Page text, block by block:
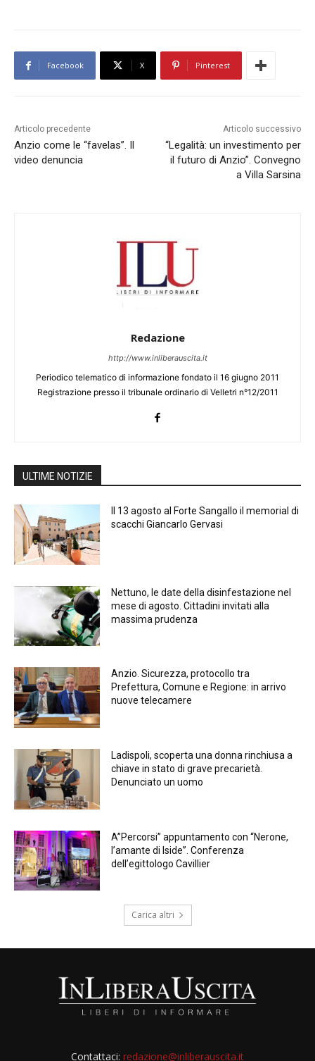
Facebook X Pinterest
Articolo precedente
Anzio come le “favelas”. Il
video denuncia
Articolo successivo
“Legalità: un investimento per
il futuro di Anzio”. Convegno
a Villa Sarsina
Redazione
http://www.inliberauscita.it
Periodico telematico di informazione fondato il 16 giugno 2011
Registrazione presso il tribunale ordinario di Velletri n°12/2011
ULTIME NOTIZIE
Il 13 agosto al Forte Sangallo il memorial di
scacchi Giancarlo Gervasi
Nettuno, le date della disinfestazione nel
mese di agosto. Cittadini invitati alla
massima prudenza
Anzio. Sicurezza, protocollo tra
Prefettura, Comune e Regione: in arrivo
nuove telecamere
Ladispoli, scoperta una donna rinchiusa a
chiave in stato di grave precarietà.
Denunciato un uomo
A”Percorsi” appuntamento con “Nerone,
l’amante di Iside”. Conferenza
dell’egittologo Cavillier
Carica altri
Contattaci: redazione@inliberauscita.it